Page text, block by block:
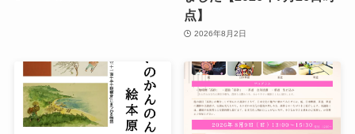
点】
2026年8月2日